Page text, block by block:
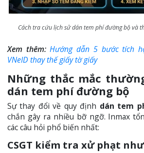
Cách tra cứu lịch sử dán tem phí đường bộ và
Xem thêm:Hướng dẫn 5 bước tích
VNeID thay thế giấy tờ giấy
Những thắc mắc
dán tem phí đường bộ
Sự thay đổi về quy định dán tem
chắn gây ra nhiều bỡ ngỡ. Inmax
các câu hỏi phổ biến nhất:
CSGT kiểm tra xử phạt